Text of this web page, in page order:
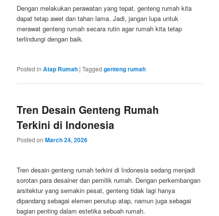
Dengan melakukan perawatan yang tepat, genteng rumah kita
dapat tetap awet dan tahan lama. Jadi, jangan lupa untuk
merawat genteng rumah secara rutin agar rumah kita tetap
terlindungi dengan baik.
Posted in Atap Rumah |Tagged genteng rumah
Tren Desain Genteng Rumah
Terkini di Indonesia
Posted onMarch 24, 2026
Tren desain genteng rumah terkini di Indonesia sedang menjadi
sorotan para desainer dan pemilik rumah. Dengan perkembangan
arsitektur yang semakin pesat, genteng tidak lagi hanya
dipandang sebagai elemen penutup atap, namun juga sebagai
bagian penting dalam estetika sebuah rumah.